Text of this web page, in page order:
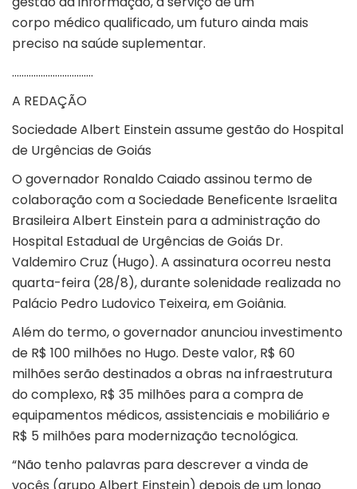
corpo médico qualificado, um futuro ainda mais
preciso na saúde suplementar.
…………………………….
A REDAÇÃO
Sociedade Albert Einstein assume gestão do Hospital
de Urgências de Goiás
O governador Ronaldo Caiado assinou termo de
colaboração com a Sociedade Beneficente Israelita
Brasileira Albert Einstein para a administração do
Hospital Estadual de Urgências de Goiás Dr.
Valdemiro Cruz (Hugo). A assinatura ocorreu nesta
quarta-feira (28/8), durante solenidade realizada no
Palácio Pedro Ludovico Teixeira, em Goiânia.
Além do termo, o governador anunciou investimento
de R$ 100 milhões no Hugo. Deste valor, R$ 60
milhões serão destinados a obras na infraestrutura
do complexo, R$ 35 milhões para a compra de
equipamentos médicos, assistenciais e mobiliário e
R$ 5 milhões para modernização tecnológica.
“Não tenho palavras para descrever a vinda de